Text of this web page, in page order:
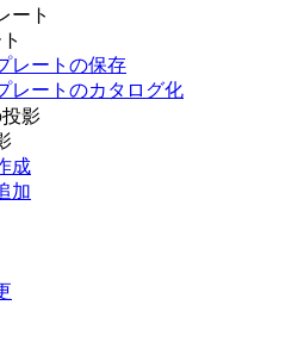
ート
レートの保存
レートのカタログ化
影
成
加